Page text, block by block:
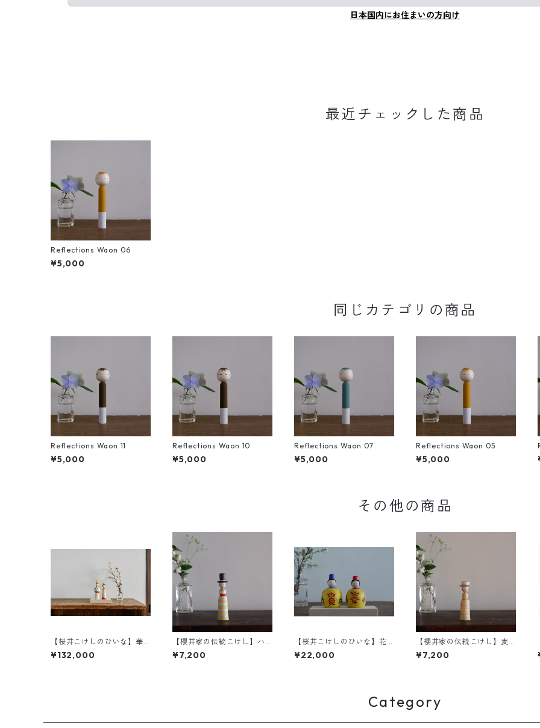
日本国内にお住まいの方向け
最近チェックした商品
Reflections Waon 06
¥5,000
同じカテゴリの商品
Reflections Waon 11
¥5,000
Reflections Waon 10
¥5,000
Reflections Waon 07
¥5,000
Reflections Waon 05
¥5,000
その他の商品
【桜井こけしのひいな】華
雅
¥132,000
【櫻井家の伝統こけし】ハ
ット帽a-4
¥7,200
【桜井こけしのひいな】花
円 こけし模様 2-b
¥22,000
【櫻井家の伝統こけし】麦
わら カンカン帽a-4〈イタ
ヤカエデ〉
¥7,200
Category